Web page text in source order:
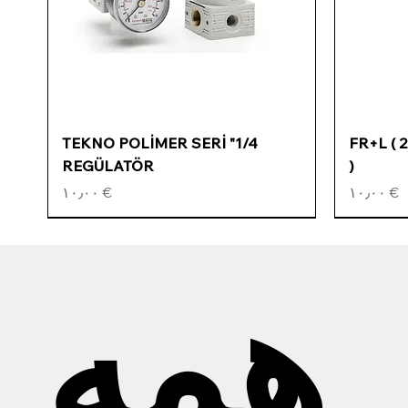
1/2"
)
Price
€ ۱۰٫۰۰
Quick View
1/4" TEKNO POLİMER SERİ
REGÜLATÖR
Price
€ ۱۰٫۰۰